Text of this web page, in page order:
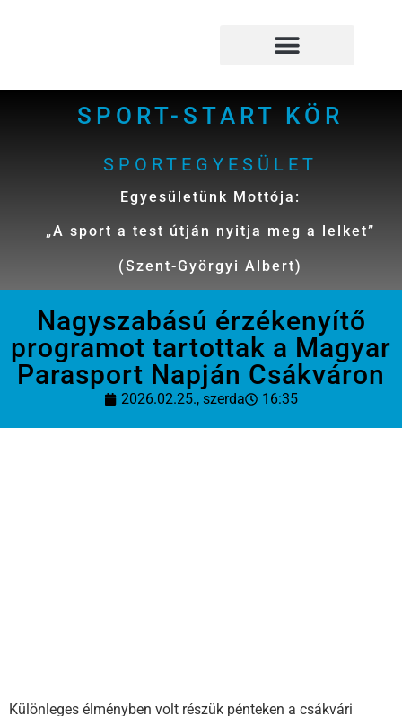
SPORT-START KÖR
SPORTEGYESÜLET
Egyesületünk Mottója:
„A sport a test útján nyitja meg a lelket”
(Szent-Györgyi Albert)
Nagyszabású érzékenyítő
programot tartottak a Magyar
Parasport Napján Csákváron
2026.02.25., szerda 16:35
Különleges élményben volt részük pénteken a csákvári